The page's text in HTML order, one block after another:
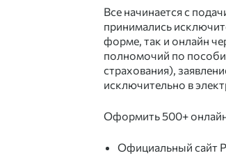
Все начинается с
принимались
форме, так и онлайн
полномочий по
страхования),
исключительно в
Оформить 500+
Официальный сайт